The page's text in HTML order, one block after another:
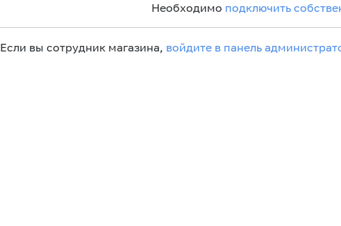
Необходимо подключить
Если вы сотрудник магазина, войдите в панель